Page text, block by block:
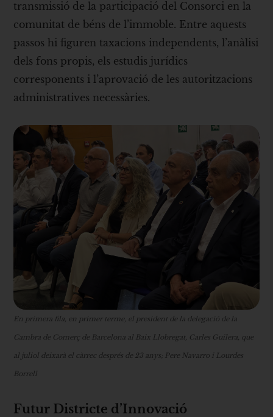
transmissió de la participació del Consorci en la
comunitat de béns de l’immoble. Entre aquests
passos hi figuren taxacions independents, l’anàlisi
dels fons propis, els estudis jurídics
corresponents i l’aprovació de les autoritzacions
administratives necessàries.
En primera fila, en primer terme, el president de la delegació de la
Cambra de Comerç de Barcelona al Baix Llobregat, Carles Guilera, que
al juliol deixarà el càrrec després de 23 anys; Pere Navarro i Lourdes
Borrell
Futur Districte d’Innovació